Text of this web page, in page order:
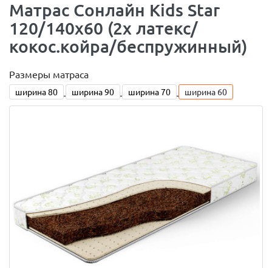
Матраc Сонлайн Kids Star
120/140x60 (2x латекс/
кокос.койра/беспружинный)
Размеры матраса
ширина 80 ширина 90 ширина 70 ширина 60